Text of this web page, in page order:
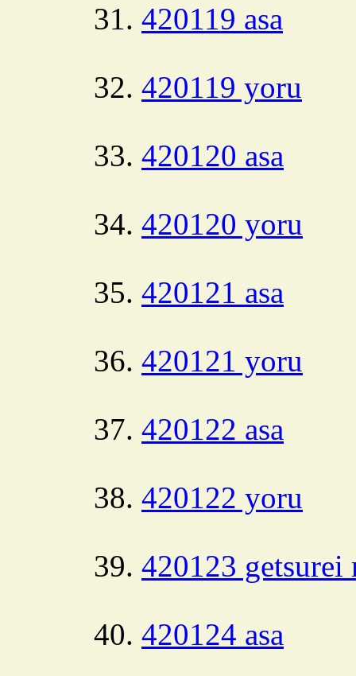
420119 asa
420119 yoru
420120 asa
420120 yoru
420121 asa
420121 yoru
420122 asa
420122 yoru
420123 getsurei
420124 asa